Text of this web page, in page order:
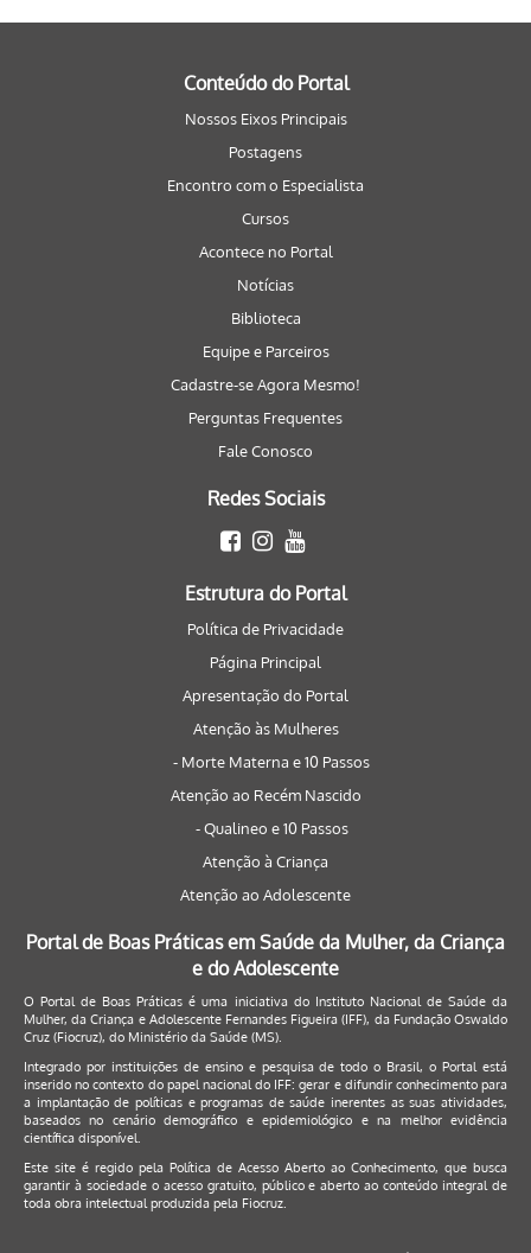
Conteúdo do Portal
Nossos Eixos Principais
Postagens
Encontro com o Especialista
Cursos
Acontece no Portal
Notícias
Biblioteca
Equipe e Parceiros
Cadastre-se Agora Mesmo!
Perguntas Frequentes
Fale Conosco
Redes Sociais
Estrutura do Portal
Política de Privacidade
Página Principal
Apresentação do Portal
Atenção às Mulheres
- Morte Materna e 10 Passos
Atenção ao Recém Nascido
- Qualineo e 10 Passos
Atenção à Criança
Atenção ao Adolescente
Portal de Boas Práticas em Saúde da Mulher, da Criança
e do Adolescente
O Portal de Boas Práticas é uma iniciativa do Instituto Nacional de Saúde da
Mulher, da Criança e Adolescente Fernandes Figueira (IFF), da Fundação Oswaldo
Cruz (Fiocruz), do Ministério da Saúde (MS).
Integrado por instituições de ensino e pesquisa de todo o Brasil, o Portal está
inserido no contexto do papel nacional do IFF: gerar e difundir conhecimento para
a implantação de políticas e programas de saúde inerentes as suas atividades,
baseados no cenário demográfico e epidemiológico e na melhor evidência
científica disponível.
Este site é regido pela Política de Acesso Aberto ao Conhecimento, que busca
garantir à sociedade o acesso gratuito, público e aberto ao conteúdo integral de
toda obra intelectual produzida pela Fiocruz.